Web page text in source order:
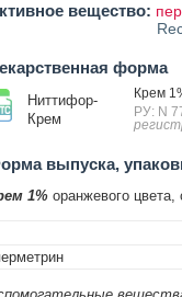
вещество:
форма
Ниттифор-
Крем
Крем
РУ: N
выпуска,
1%оранжевого цвета,